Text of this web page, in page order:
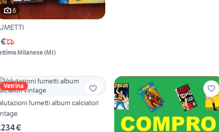
6
Milanese(MI)
Vetrina
fumetti album calciatori
€